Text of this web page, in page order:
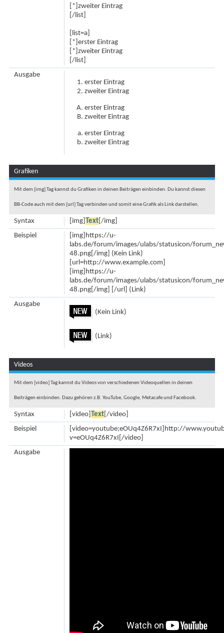
[*]zweiter Eintrag
[/list]
[list=a]
[*]erster Eintrag
[*]zweiter Eintrag
[/list]
erster Eintrag
zweiter Eintrag
erster Eintrag
zweiter Eintrag
erster Eintrag
zweiter Eintrag
Ausgabe
Grafiken
Mit dem [img] Tag kannst du Grafiken in deinen Beiträgen einbinden. Du kannst diesen
BB-Code auch mit dem [url] Tag verbinden und somit eine Grafik als Link darstellen.
[img] Text[/img]
Syntax
[img]https://u-
labs.de/forum/images/ulabs/statusicon/
48.png[/img] (Kein Link)
[url=http://www.example.com]
[img]https://u-
labs.de/forum/images/ulabs/statusicon/
48.png[/img] [/url] (Link)
Beispiel
(Kein Link)
(Link)
Ausgabe
Videos
Mit dem [video] Tag kannst du Videos von verschiedenen Videoquellen in deinen
Beiträgen einbinden. Dazu gehören z.B. YouTube, Google, Metacafe und Facebook.
[video] Text[/video]
Syntax
[video=youtube;eOUq4Z6R7xI]http://
v=eOUq4Z6R7xI[/video]
Beispiel
Ausgabe